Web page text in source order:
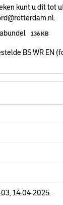
kunt u dit tot
136 KB
BS WR EN
d.d. 17-02, 24-03, 14-04-2025.